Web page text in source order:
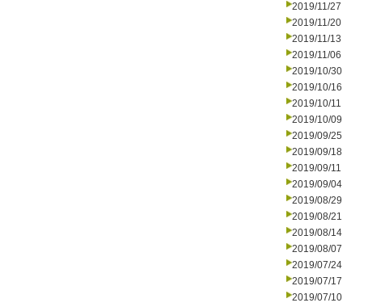
2019/11/27
2019/11/20
2019/11/13
2019/11/06
2019/10/30
2019/10/16
2019/10/11
2019/10/09
2019/09/25
2019/09/18
2019/09/11
2019/09/04
2019/08/29
2019/08/21
2019/08/14
2019/08/07
2019/07/24
2019/07/17
2019/07/10